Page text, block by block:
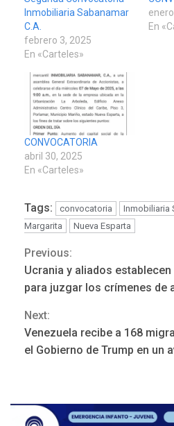
Inmobiliaria Sabanamar
C.A.
febrero 3, 2025
En «Carteles»
En
CONVOCATORIA
abril 30, 2025
En «Carteles»
Tags: convocatoria Inmobiliaria
Margarita
Nueva Esparta
Continue
Reading
Previous:
Ucrania y aliados
para juzgar los crímenes de
Next:
Venezuela recibe a 168
el Gobierno de Trump en un
3
DEPORTES
MUNDIAL
plan
4
sauditas